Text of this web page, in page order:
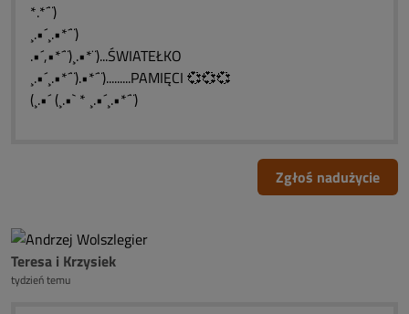
*.*´¨)
¸.•´¸.•*´¨)
.•´,•*´¨)¸.•*¨)...ŚWIATEŁKO
¸.•´¸.•*´¨).•*´¨).........PAMIĘCI 💞💞💞
(¸.•´ (¸.•` * ¸.•´¸.•*´¨)
Zgłoś nadużycie
Teresa i Krzysiek
tydzień temu